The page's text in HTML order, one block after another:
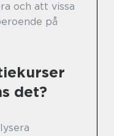
och att vissa
på
det?